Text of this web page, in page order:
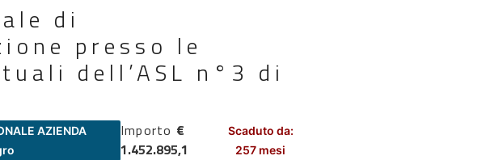
di
presso le
dell’ASL n°3 di
AZIENDA
Importo €
1.452.895,1
Scaduto da:
257 mesi